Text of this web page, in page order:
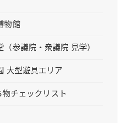
物館
（参議院・衆議院 見学）
大型遊具エリア
チェックリスト